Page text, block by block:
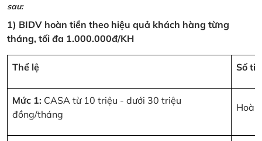
sau:
1) BIDV hoàn tiền theo hiệu quả khách hàng từng
tháng, tối đa 1.000.000đ/KH
Thể lệ Số
Mức 1: CASA từ 10 triệu - dưới 30 triệu
đồng/tháng